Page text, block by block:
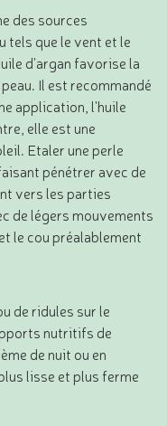
des sources
tels que le vent et le
d'argan favorise la
Il est recommandé
application, l'huile
elle est une
Etaler une perle
pénétrer avec de
vers les parties
de légers mouvements
le cou préalablement
de ridules sur le
nutritifs de
de nuit ou en
lisse et plus ferme